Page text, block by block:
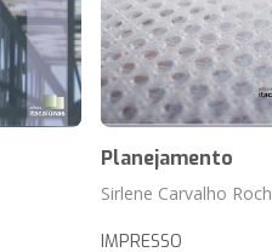
Planejamento
Sirlene Carvalho
IMPRESSO